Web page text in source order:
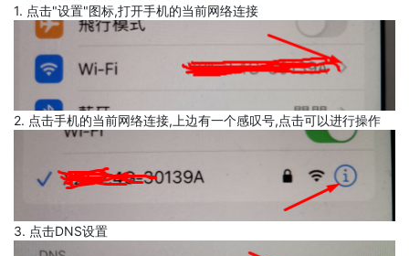
1. 点击"设置"图标,打开手机的当前网络连接
2. 点击手机的当前网络连接,上边有一个感叹号,点击可以进行操作
3. 点击DNS设置